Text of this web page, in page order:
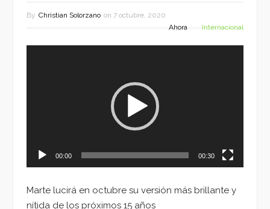
By Christian Solorzano on 7 octubre, 2020
Ahora
Internacional
00:00 00:30
Marte lucirá en octubre su versión más brillante y
nítida de los próximos 15 años